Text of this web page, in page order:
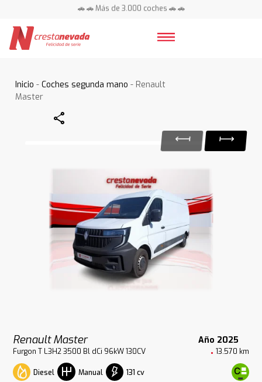
🚗 🚗 Más de 3.000 coches 🚗 🚗
Inicio -Coches segunda mano - Renault
Master
Share
Renault Master Año 2025
Furgon T L3H2 3500 Bl dCi 96kW 130CV 13.570 km
Diesel Manual 131 cv